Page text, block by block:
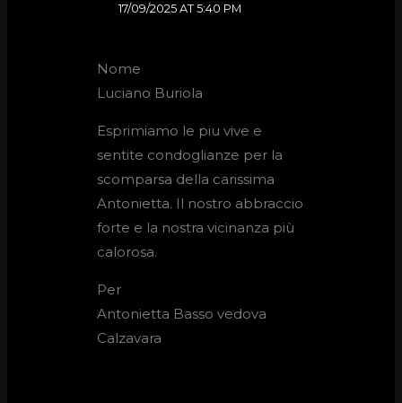
17/09/2025 AT 5:40 PM
Nome
Luciano Buriola
Esprimiamo le piu vive e
sentite condoglianze per la
scomparsa della carissima
Antonietta. Il nostro abbraccio
forte e la nostra vicinanza più
calorosa.
Per
Antonietta Basso vedova
Calzavara